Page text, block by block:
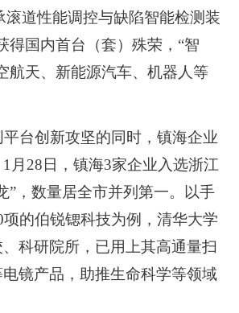
滚道性能调控与缺陷智能检测装
得国内首台（套）殊荣，“智
航天、新能源汽车、机器人等
台创新攻坚的同时，镇海企业
月28日，镇海3家企业入选浙江
”，数量居全市并列第一。以手
的伯锐锶科技为例，清华大学
科研院所，已用上其高通量扫
镜产品，助推生命科学等领域